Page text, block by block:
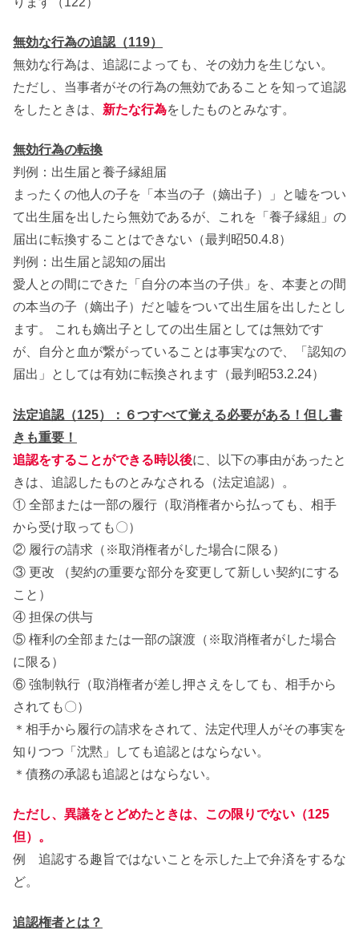
無効な行為の追認（119）
無効な行為は、追認によっても、その効力を生じない。
ただし、当事者がその行為の無効であることを知って追認
をしたときは、 新たな行為をしたものとみなす。
無効行為の転換
判例：出生届と養子縁組届
まったくの他人の子を「本当の子（嫡出子）」と嘘をつい
て出生届を出したら無効であるが、これを「養子縁組」の
届出に転換することはできない（最判昭50.4.8）
判例：出生届と認知の届出
愛人との間にできた「自分の本当の子供」を、本妻との間
の本当の子（嫡出子）だと嘘をついて出生届を出したとし
ます。 これも嫡出子としての出生届としては無効です
が、自分と血が繋がっていることは事実なので、「認知の
届出」としては有効に転換されます（最判昭53.2.24）
法定追認（125）：６つすべて覚える必要がある！但し書
きも重要！
追認をすることができる時以後に、以下の事由があったと
きは、追認したものとみなされる（法定追認）。
① 全部または一部の履行（取消権者から払っても、相手
から受け取っても〇）
② 履行の請求（※取消権者がした場合に限る）
③ 更改 （契約の重要な部分を変更して新しい契約にする
こと）
④ 担保の供与
⑤ 権利の全部または一部の譲渡（※取消権者がした場合
に限る）
⑥ 強制執行（取消権者が差し押さえをしても、相手から
されても〇）
＊相手から履行の請求をされて、法定代理人がその事実を
知りつつ「沈黙」しても追認とはならない。
＊債務の承認も追認とはならない。
ただし、異議をとどめたときは、この限りでない（125
但）。
例 追認する趣旨ではないことを示した上で弁済をするな
ど。
追認権者とは？